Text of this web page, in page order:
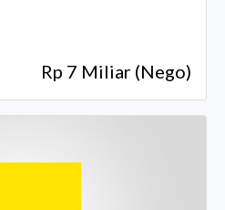
Rp 7 Miliar (Nego)